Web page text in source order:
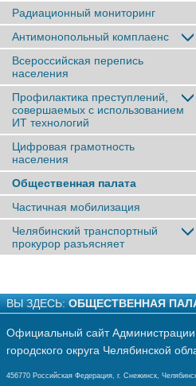
Радиационный мониторинг
Антимонопольный комплаенс
Всероссийская перепись
населения
Профилактика преступлений,
совершаемых с использованием
ИТ технологий
Цифровая грамотность
населения
Общественная палата
Частичная мобилизация
Челябинский транспортный
прокурор разъясняет
ВЫ ЗДЕСЬ: ОБЩЕСТВЕННАЯ
Официальный сайт Администрации
городского округа Челябинской
456770 Российская Федерация, г. Снежинск,